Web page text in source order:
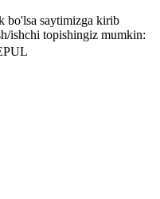
bo'lsa saytimizga kirib
ishchi topishingiz mumkin: